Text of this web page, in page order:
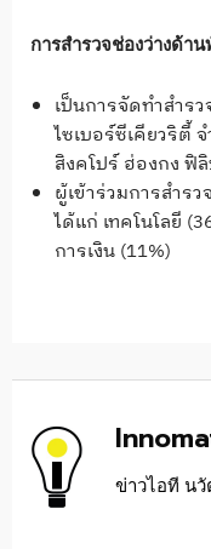
การสำรวจช่องว่างด้า
เป็นการจัดทำสำร
ไซเบอร์ซีเคียวริตี้
สิงคโปร์ ฮ่องกง ฟิ
ผู้เข้าร่วมการสำร
ได้แก่ เทคโนโลยี
การเงิน (11%)
ข่าวไอที น